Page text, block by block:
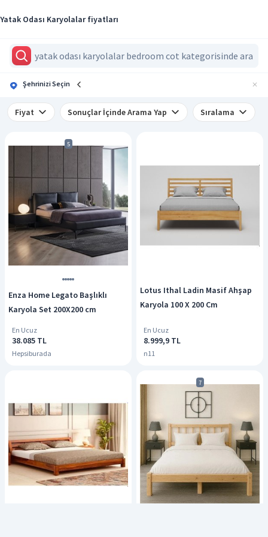
Yatak Odası Karyolalar fiyatları
Şehrinizi Seçin
Fiyat Sonuçlar İçinde Arama Yap Sıralama
5
Enza Home Legato Başlıklı
Karyola Set 200X200 cm
En Ucuz
38.085 TL
Hepsiburada
Lotus Ithal Ladin Masif Ahşap
Karyola 100 X 200 Cm
En Ucuz
8.999,9 TL
n11
7